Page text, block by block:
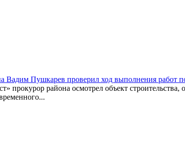
Пушкарев проверил ход выполнения работ
прокурор района осмотрел объект